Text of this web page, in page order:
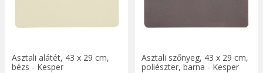
Asztali alátét, 43 x 29 cm,
bézs - Kesper
Asztali szőnyeg, 43 x 29 cm,
poliészter, barna - Kesper